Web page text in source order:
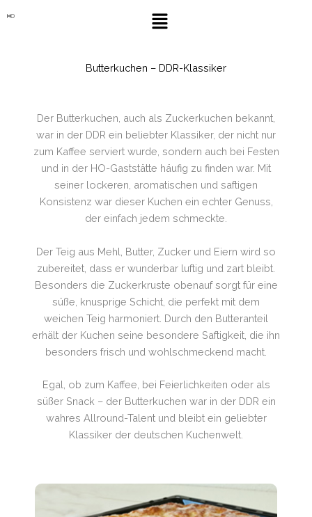
Menü
Butterkuchen – DDR-Klassiker
Der Butterkuchen, auch als Zuckerkuchen bekannt,
war in der DDR ein beliebter Klassiker, der nicht nur
zum Kaffee serviert wurde, sondern auch bei Festen
und in der HO-Gaststätte häufig zu finden war. Mit
seiner lockeren, aromatischen und saftigen
Konsistenz war dieser Kuchen ein echter Genuss,
der einfach jedem schmeckte.
Der Teig aus Mehl, Butter, Zucker und Eiern wird so
zubereitet, dass er wunderbar luftig und zart bleibt.
Besonders die Zuckerkruste obenauf sorgt für eine
süße, knusprige Schicht, die perfekt mit dem
weichen Teig harmoniert. Durch den Butteranteil
erhält der Kuchen seine besondere Saftigkeit, die ihn
besonders frisch und wohlschmeckend macht.
Egal, ob zum Kaffee, bei Feierlichkeiten oder als
süßer Snack – der Butterkuchen war in der DDR ein
wahres Allround-Talent und bleibt ein geliebter
Klassiker der deutschen Kuchenwelt.